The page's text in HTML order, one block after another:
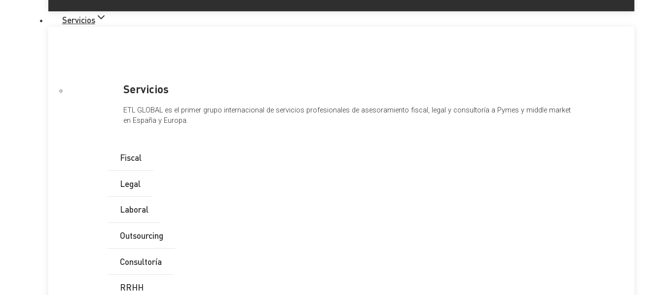
Servicios
Servicios
ETL GLOBAL es el primer grupo internacional de servicios profesionales de asesoramiento fiscal, legal y consultoría a Pymes y middle market
en España y Europa.
Fiscal
Legal
Laboral
Outsourcing
Consultoría
RRHH